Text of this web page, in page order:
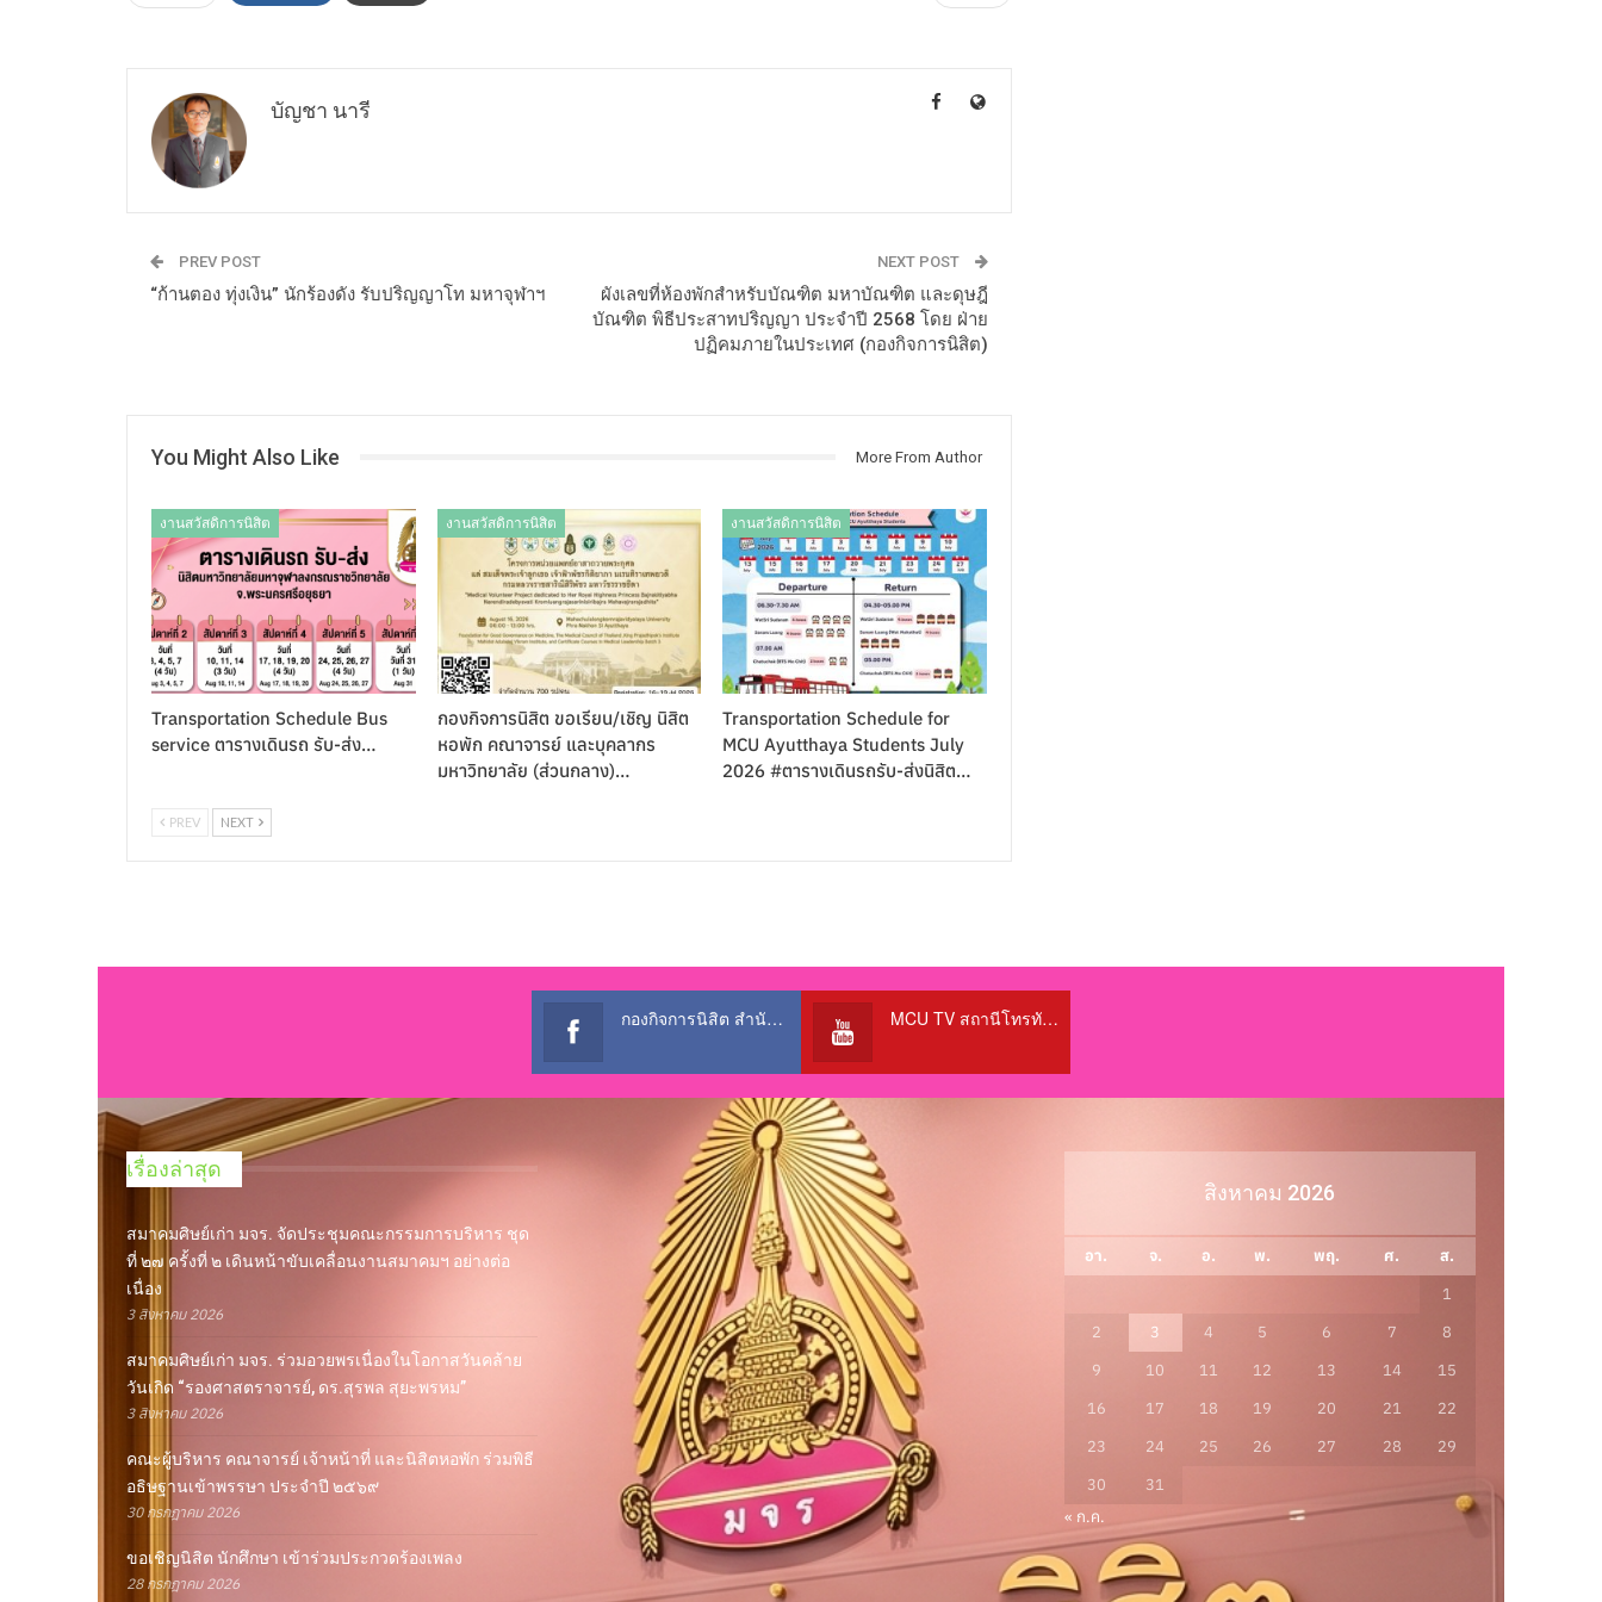
บัญชา นารี
PREV POST
“ก้านตอง ทุ่งเงิน” นักร้องดัง รับปริญญาโท มหาจุฬาฯ
NEXT POST
ผังเลขที่ห้องพักสำหรับบัณฑิต มหาบัณฑิต และดุษฎี
บัณฑิต พิธีประสาทปริญญา ประจำปี 2568 โดย ฝ่าย
ปฏิคมภายในประเทศ (กองกิจการนิสิต)
You Might Also Like More From Author
งานสวัสดิการนิสิต
Transportation Schedule Bus
service ตารางเดินรถ รับ-ส่ง…
งานสวัสดิการนิสิต
กองกิจการนิสิต ขอเรียน/เชิญ นิสิต
หอพัก คณาจารย์ และบุคลากร
มหาวิทยาลัย (ส่วนกลาง)…
งานสวัสดิการนิสิต
Transportation Schedule for
MCU Ayutthaya Students July
2026 #ตารางเดินรถรับ-ส่งนิสิต…
PREV NEXT
กองกิจการนิสิต สำนักงานอธิการบดี MCU TV สถานีโทรทัศน์เพื่อการศึกษา @OfficialTBCChannel
เรื่องล่าสุด
สมาคมศิษย์เก่า มจร. จัดประชุมคณะกรรมการบริหาร ชุด
ที่ ๒๗ ครั้งที่ ๒ เดินหน้าขับเคลื่อนงานสมาคมฯ อย่างต่อ
เนื่อง
3 สิงหาคม 2026
สมาคมศิษย์เก่า มจร. ร่วมอวยพรเนื่องในโอกาสวันคล้าย
วันเกิด “รองศาสตราจารย์, ดร.สุรพล สุยะพรหม”
3 สิงหาคม 2026
คณะผู้บริหาร คณาจารย์ เจ้าหน้าที่ และนิสิตหอพัก ร่วมพิธี
อธิษฐานเข้าพรรษา ประจำปี ๒๕๖๙
30 กรกฎาคม 2026
ขอเชิญนิสิต นักศึกษา เข้าร่วมประกวดร้องเพลง
28 กรกฎาคม 2026
สิงหาคม 2026
อา. จ. อ. พ. พฤ. ศ.
ส.
1
2
3 4 5 6 7
8
9
10 11 12 13 14
15
16
17 18 19 20 21
22
23
24 25 26 27 28
29
30
31
« ก.ค.